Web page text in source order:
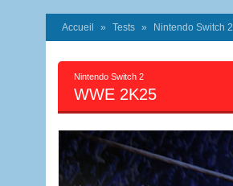
Accueil Tests Nintendo Switch 2
Nintendo Switch 2
WWE 2K25